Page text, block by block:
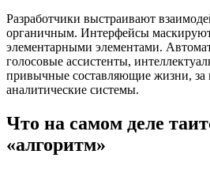
Разработчики выстраивают
органичным. Интерфейсы
элементарными элементами.
голосовые ассистенты,
привычные составляющие жизни,
аналитические системы.
Что на самом деле
«алгоритм»